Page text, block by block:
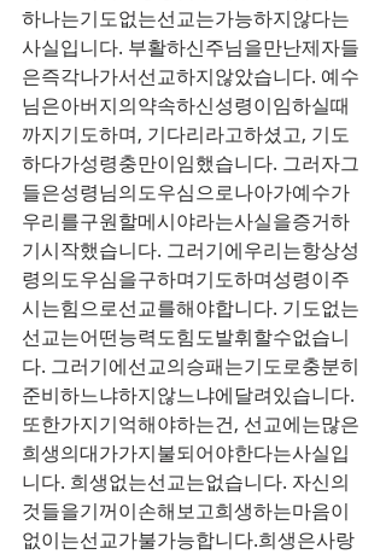
하나는기도없는선교는가능하지않다는
사실입니다. 부활하신주님을만난제자들
은즉각나가서선교하지않았습니다. 예수
님은아버지의약속하신성령이임하실때
까지기도하며, 기다리라고하셨고, 기도
하다가성령충만이임했습니다. 그러자그
들은성령님의도우심으로나아가예수가
우리를구원할메시야라는사실을증거하
기시작했습니다. 그러기에우리는항상성
령의도우심을구하며기도하며성령이주
시는힘으로선교를해야합니다. 기도없는
선교는어떤능력도힘도발휘할수없습니
다. 그러기에선교의승패는기도로충분히
준비하느냐하지않느냐에달려있습니다.
또한가지기억해야하는건, 선교에는많은
희생의대가가지불되어야한다는사실입
니다. 희생없는선교는없습니다. 자신의
것들을기꺼이손해보고희생하는마음이
없이는선교가불가능합니다.희생은사랑